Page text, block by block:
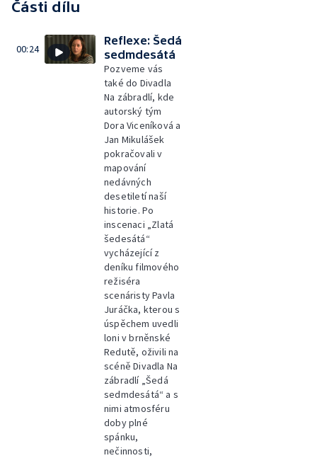
Části dílu
00:24
Reflexe: Šedá
sedmdesátá
Pozveme vás
také do Divadla
Na zábradlí, kde
autorský tým
Dora Viceníková a
Jan Mikulášek
pokračovali v
mapování
nedávných
desetiletí naší
historie. Po
inscenaci „Zlatá
šedesátá“
vycházející z
deníku filmového
režiséra
scenáristy Pavla
Juráčka, kterou s
úspěchem uvedli
loni v brněnské
Redutě, oživili na
scéně Divadla Na
zábradlí „Šedá
sedmdesátá“ a s
nimi atmosféru
doby plné
spánku,
nečinnosti,